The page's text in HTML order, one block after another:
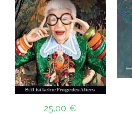
25,00 €